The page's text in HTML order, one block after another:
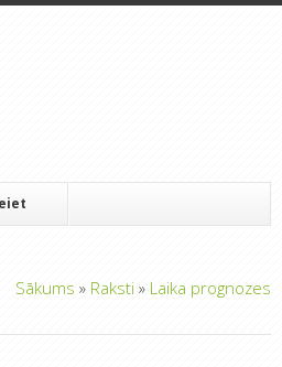
Sākums » Raksti » Laika prognozes